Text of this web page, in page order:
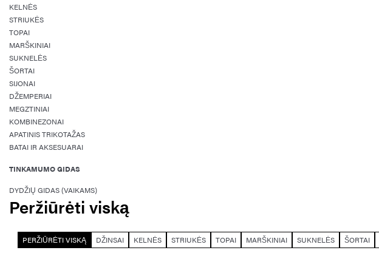
KELNĖS
STRIUKĖS
TOPAI
MARŠKINIAI
SUKNELĖS
ŠORTAI
SIJONAI
DŽEMPERIAI
MEGZTINIAI
KOMBINEZONAI
APATINIS TRIKOTAŽAS
BATAI IR AKSESUARAI
TINKAMUMO GIDAS
DYDŽIŲ GIDAS (VAIKAMS)
Peržiūrėti viską
PERŽIŪRĖTI VISKĄ DŽINSAI KELNĖS STRIUKĖS TOPAI MARŠKINIAI SUKNELĖS ŠORTAI